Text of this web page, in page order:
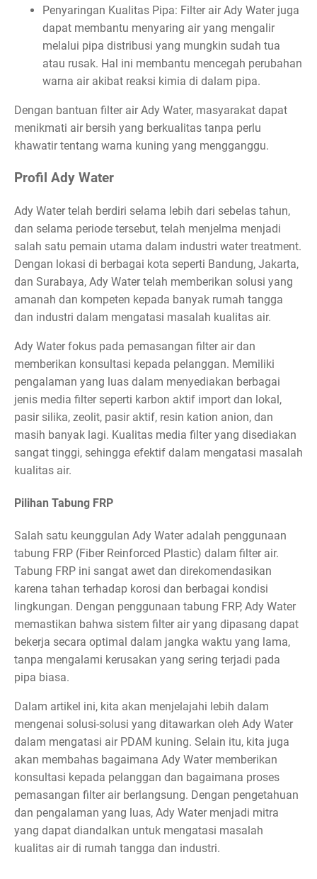
Penyaringan Kualitas Pipa: Filter air Ady Water juga
dapat membantu menyaring air yang mengalir
melalui pipa distribusi yang mungkin sudah tua
atau rusak. Hal ini membantu mencegah perubahan
warna air akibat reaksi kimia di dalam pipa.
Dengan bantuan filter air Ady Water, masyarakat dapat
menikmati air bersih yang berkualitas tanpa perlu
khawatir tentang warna kuning yang mengganggu.
Profil Ady Water
Ady Water telah berdiri selama lebih dari sebelas tahun,
dan selama periode tersebut, telah menjelma menjadi
salah satu pemain utama dalam industri water treatment.
Dengan lokasi di berbagai kota seperti Bandung, Jakarta,
dan Surabaya, Ady Water telah memberikan solusi yang
amanah dan kompeten kepada banyak rumah tangga
dan industri dalam mengatasi masalah kualitas air.
Ady Water fokus pada pemasangan filter air dan
memberikan konsultasi kepada pelanggan. Memiliki
pengalaman yang luas dalam menyediakan berbagai
jenis media filter seperti karbon aktif import dan lokal,
pasir silika, zeolit, pasir aktif, resin kation anion, dan
masih banyak lagi. Kualitas media filter yang disediakan
sangat tinggi, sehingga efektif dalam mengatasi masalah
kualitas air.
Pilihan Tabung FRP
Salah satu keunggulan Ady Water adalah penggunaan
tabung FRP (Fiber Reinforced Plastic) dalam filter air.
Tabung FRP ini sangat awet dan direkomendasikan
karena tahan terhadap korosi dan berbagai kondisi
lingkungan. Dengan penggunaan tabung FRP, Ady Water
memastikan bahwa sistem filter air yang dipasang dapat
bekerja secara optimal dalam jangka waktu yang lama,
tanpa mengalami kerusakan yang sering terjadi pada
pipa biasa.
Dalam artikel ini, kita akan menjelajahi lebih dalam
mengenai solusi-solusi yang ditawarkan oleh Ady Water
dalam mengatasi air PDAM kuning. Selain itu, kita juga
akan membahas bagaimana Ady Water memberikan
konsultasi kepada pelanggan dan bagaimana proses
pemasangan filter air berlangsung. Dengan pengetahuan
dan pengalaman yang luas, Ady Water menjadi mitra
yang dapat diandalkan untuk mengatasi masalah
kualitas air di rumah tangga dan industri.